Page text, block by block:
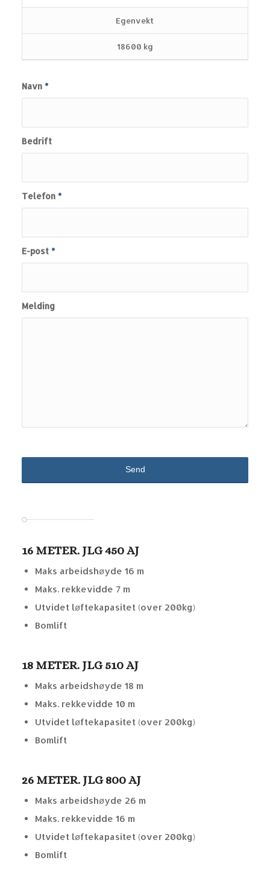
Egenvekt
18600 kg
Navn *
Bedrift
Telefon *
E-post *
Melding
16 METER. JLG 450 AJ
Maks arbeidshøyde 16 m
Maks. rekkevidde 7 m
Utvidet løftekapasitet (over 200kg)
Bomlift
18 METER. JLG 510 AJ
Maks arbeidshøyde 18 m
Maks. rekkevidde 10 m
Utvidet løftekapasitet (over 200kg)
Bomlift
26 METER. JLG 800 AJ
Maks arbeidshøyde 26 m
Maks. rekkevidde 16 m
Utvidet løftekapasitet (over 200kg)
Bomlift